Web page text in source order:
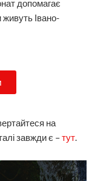
допомагає
живуть Івано-
на
завжди є –тут.